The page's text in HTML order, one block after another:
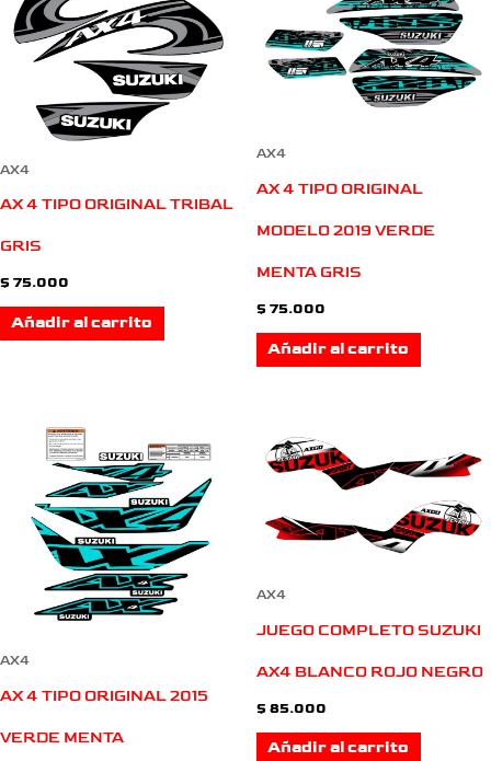
AX4
AX 4 TIPO ORIGINAL TRIBAL
GRIS
$ 75.000
Añadir al carrito
AX4
AX 4 TIPO ORIGINAL
MODELO 2019 VERDE
MENTA GRIS
$ 75.000
Añadir al carrito
AX4
AX 4 TIPO ORIGINAL 2015
VERDE MENTA
AX4
JUEGO COMPLETO SUZUKI
AX4 BLANCO ROJO NEGRO
$ 85.000
Añadir al carrito